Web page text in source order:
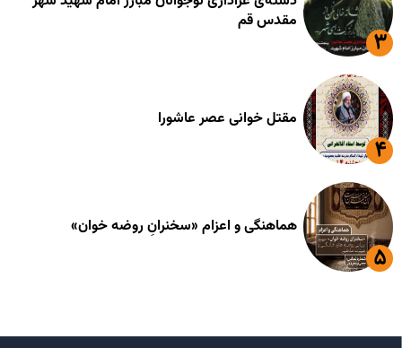
مقدس قم
مقتل خوانی عصر عاشورا
هماهنگی و اعزام «سخنرانِ روضه خوان»